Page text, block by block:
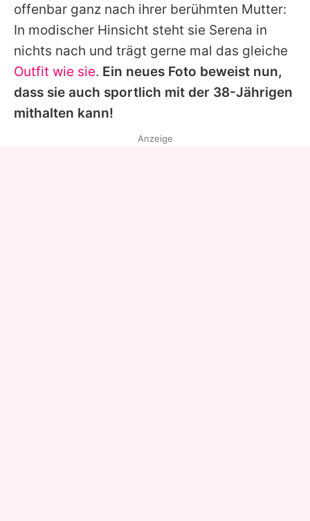
Utiq verwalten
offenbar ganz nach ihrer berühmten Mutter:
In modischer Hinsicht steht sie Serena in
nichts nach und trägt gerne mal das gleiche
Outfit wie sie. Ein neues Foto beweist nun,
dass sie auch sportlich mit der 38-Jährigen
mithalten kann!
Anzeige